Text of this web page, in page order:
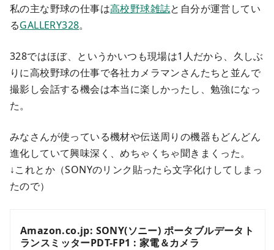
私の主な野球の仕事は高校野球雑誌と自分が運営してい
るGALLERY328。
328ではほぼ、というかいつも現場は1人だから、久しぶ
りに高校野球の仕事で各社カメラマンさんたちと並んで
撮影し会話する機会は本当に楽しかったし、勉強になっ
た。
みなさんが使っている機材や伝送周りの機器もどんどん
進化していて興味深く、めちゃくちゃ聞きまくった。
↓これとか（SONYのリンク貼ったら文字化けしてしまっ
たので）
Amazon.co.jp: SONY(ソニー) ポータブルデータト
ランスミッターPDT-FP1 : 家電＆カメラ